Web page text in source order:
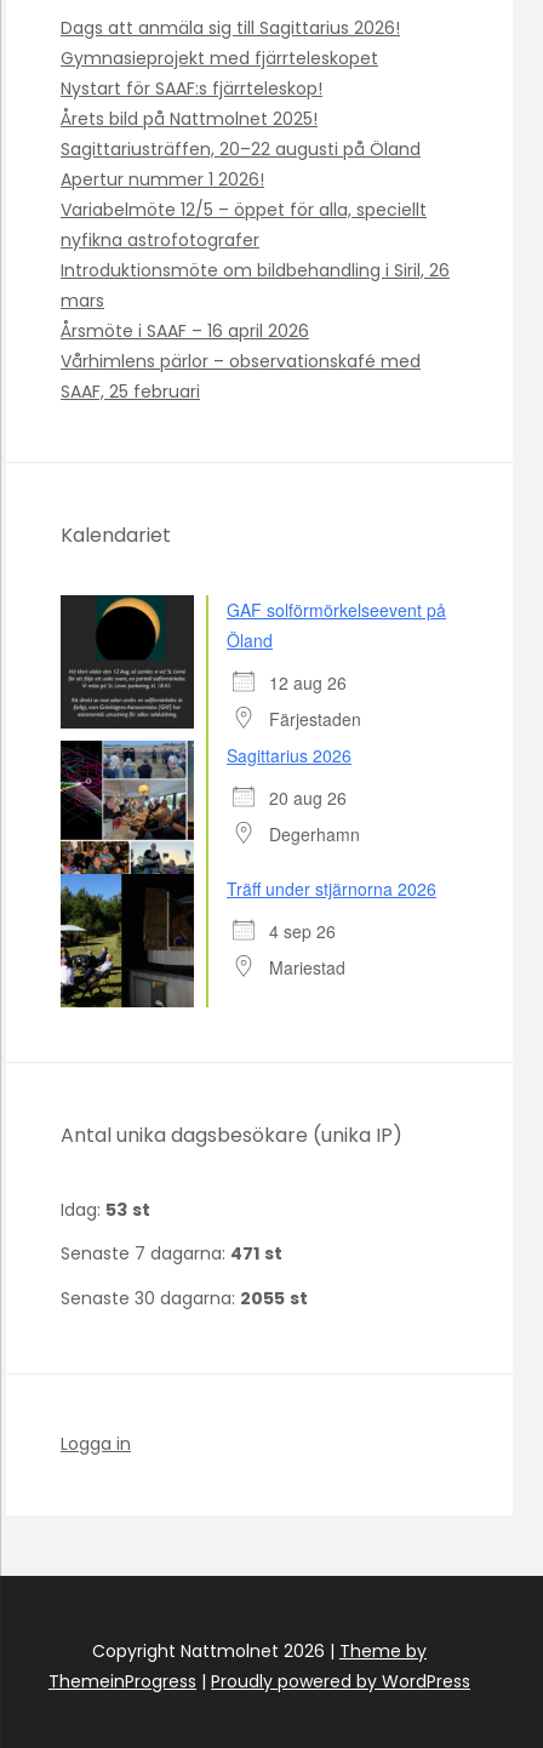
Dags att anmäla sig till Sagittarius 2026!
Gymnasieprojekt med fjärrteleskopet
Nystart för SAAF:s fjärrteleskop!
Årets bild på Nattmolnet 2025!
Sagittariusträffen, 20–22 augusti på Öland
Apertur nummer 1 2026!
Variabelmöte 12/5 – öppet för alla, speciellt
nyfikna astrofotografer
Introduktionsmöte om bildbehandling i Siril, 26
mars
Årsmöte i SAAF – 16 april 2026
Vårhimlens pärlor – observationskafé med
SAAF, 25 februari
Kalendariet
GAF solförmörkelseevent på
Öland
12 aug 26
Färjestaden
Sagittarius 2026
20 aug 26
Degerhamn
Träff under stjärnorna 2026
4 sep 26
Mariestad
Antal unika dagsbesökare (unika IP)
Idag: 53 st
Senaste 7 dagarna: 471 st
Senaste 30 dagarna: 2055 st
Logga in
Copyright Nattmolnet 2026 | Theme by
ThemeinProgress | Proudly powered by WordPress